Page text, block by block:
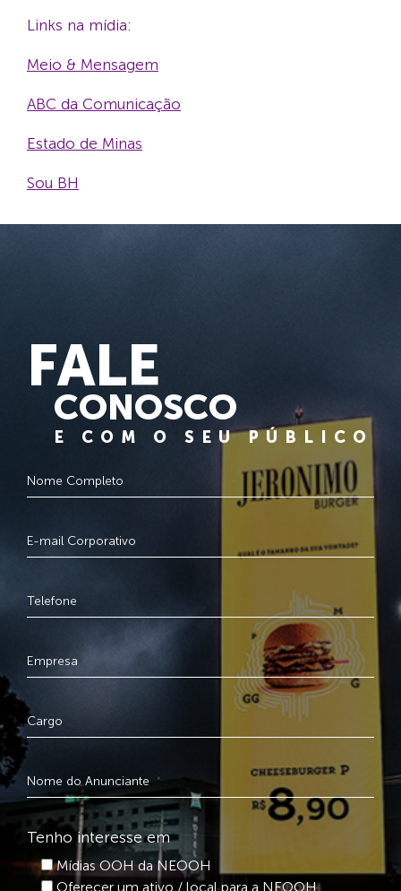
Links na mídia:
Meio & Mensagem
ABC da Comunicação
Estado de Minas
Sou BH
FALE
CONOSCO
E COM O SEU PÚBLICO
Tenho interesse em
Mídias OOH da NEOOH
Oferecer um ativo / local para a NEOOH